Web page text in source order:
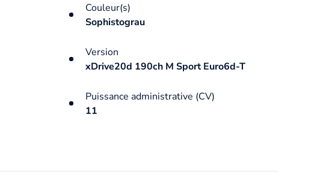
Couleur(s)
Sophistograu
Version
xDrive20d 190ch M Sport Euro6d-T
Puissance administrative (CV)
11